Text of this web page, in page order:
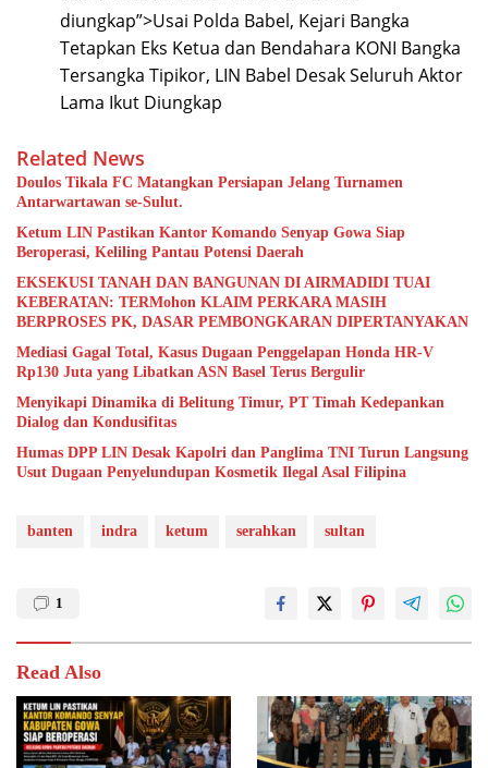
diungkap”>Usai Polda Babel, Kejari Bangka
Tetapkan Eks Ketua dan Bendahara KONI Bangka
Tersangka Tipikor, LIN Babel Desak Seluruh Aktor
Lama Ikut Diungkap
Related News
Doulos Tikala FC Matangkan Persiapan Jelang Turnamen
Antarwartawan se-Sulut.
Ketum LIN Pastikan Kantor Komando Senyap Gowa Siap
Beroperasi, Keliling Pantau Potensi Daerah
EKSEKUSI TANAH DAN BANGUNAN DI AIRMADIDI TUAI
KEBERATAN: TERMohon KLAIM PERKARA MASIH
BERPROSES PK, DASAR PEMBONGKARAN DIPERTANYAKAN
Mediasi Gagal Total, Kasus Dugaan Penggelapan Honda HR-V
Rp130 Juta yang Libatkan ASN Basel Terus Bergulir
Menyikapi Dinamika di Belitung Timur, PT Timah Kedepankan
Dialog dan Kondusifitas
Humas DPP LIN Desak Kapolri dan Panglima TNI Turun Langsung
Usut Dugaan Penyelundupan Kosmetik Ilegal Asal Filipina
banten indra ketum serahkan sultan
1
Read Also